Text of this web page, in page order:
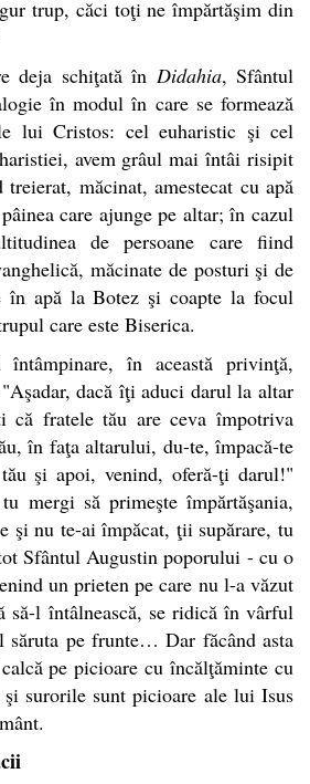
trup, căci toţi ne împărtăşim din
deja schiţată în Didahia, Sfântul
în modul în care se formează
lui Cristos: cel euharistic şi cel
avem grâul mai întâi risipit
măcinat, amestecat cu apă
care ajunge pe altar; în cazul
de persoane care fiind
măcinate de posturi şi de
în apă la Botez şi coapte la focul
care este Biserica.
în această privinţă,
dacă îţi aduci darul la altar
că fratele tău are ceva împotriva
în faţa altarului, du-te, împacă-te
şi apoi, venind, oferă-ţi darul!"
mergi să primeşte împărtăşania,
şi nu te-ai împăcat, ţii supărare, tu
Sfântul Augustin poporului - cu o
un prieten pe care nu l-a văzut
să-l întâlnească, se ridică în vârful
săruta pe frunte… Dar făcând asta
pe picioare cu încălţăminte cu
surorile sunt picioare ale lui Isus